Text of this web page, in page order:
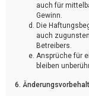
auch für
Gewinn.
Die
auch
Betreibers.
Ansprüche für
bleiben
6. Änderungsvorbehalt